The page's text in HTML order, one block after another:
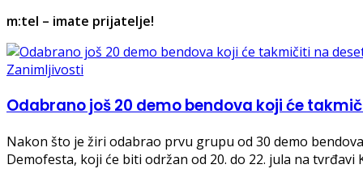
m:tel – imate prijatelje!
Zanimljivosti
Odabrano još 20 demo bendova koji će
Nakon što je žiri odabrao prvu grupu od 30 demo
Demofesta, koji će biti održan od 20. do 22. jula na tvrđavi